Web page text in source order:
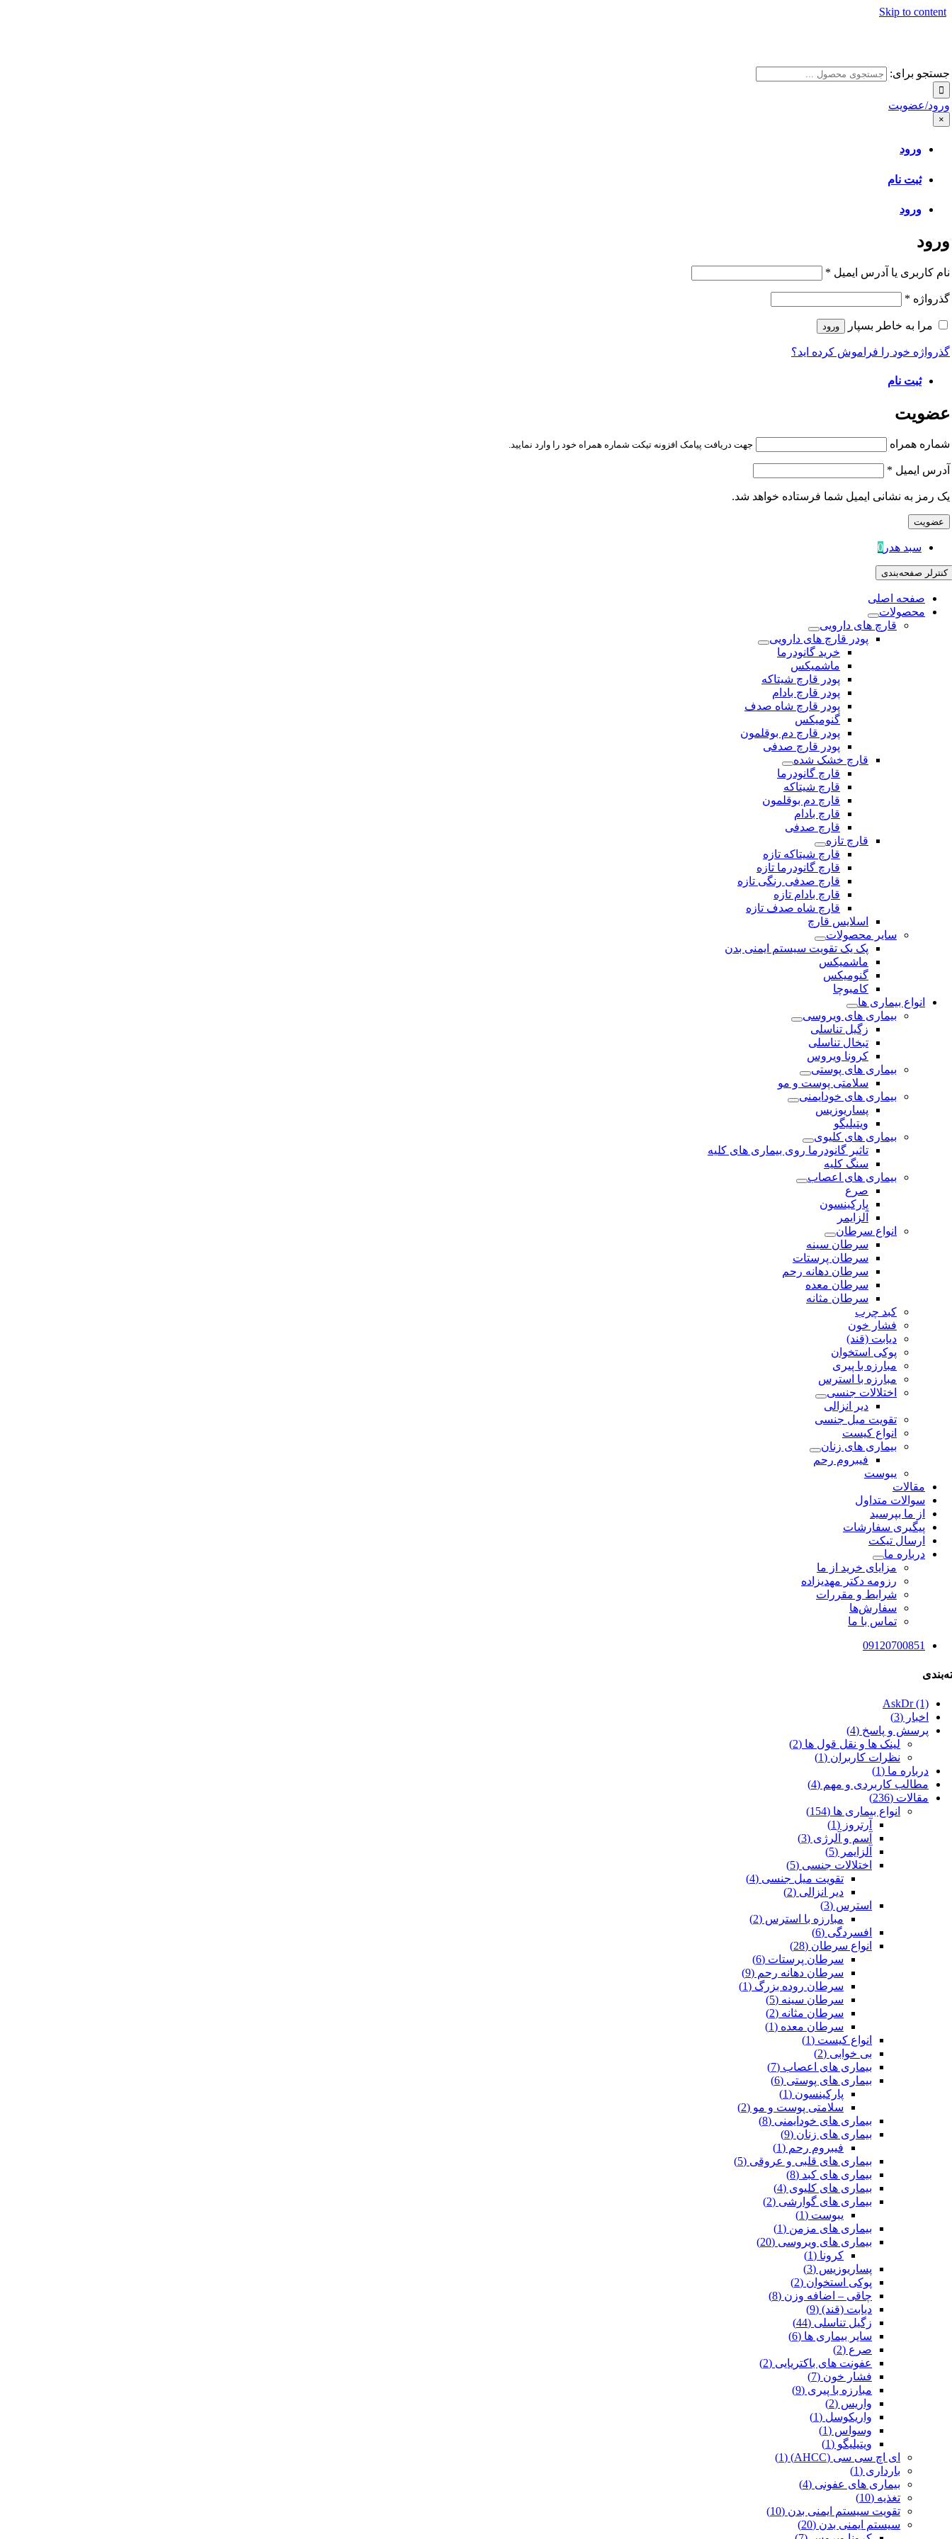
Skip to content
جستجو برای:
ورود/عضویت
×
ورود
ثبت نام
ورود
ورود
نام کاربری یا آدرس ایمیل *
گذرواژه *
مرا به خاطر بسپار ورود
گذرواژه خود را فراموش کرده اید؟
ثبت نام
عضویت
شماره همراه جهت دریافت پیامک افزونه تیکت شماره همراه خود را وارد نمایید.
آدرس ایمیل *
یک رمز به نشانی ایمیل شما فرستاده خواهد شد.
عضویت
سبد هدر 0
کنترلر صفحه‌بندی
صفحه اصلی
محصولات
قارچ های دارویی
پودر قارچ های دارویی
خرید گانودرما
ماشمیکس
پودر قارچ شیتاکه
پودر قارچ بادام
پودر قارچ شاه صدف
گنومیکس
پودر قارچ دم بوقلمون
پودر قارچ صدفی
قارچ خشک شده
قارچ گانودرما
قارچ شیتاکه
قارچ دم بوقلمون
قارچ بادام
قارچ صدفی
قارچ تازه
قارچ شیتاکه تازه
قارچ گانودرما تازه
قارچ صدفی رنگی تازه
قارچ بادام تازه
قارچ شاه صدف تازه
اسلایس قارچ
سایر محصولات
پک یک تقویت سیستم ایمنی بدن
ماشمیکس
گنومیکس
کامبوچا
انواع بیماری ها
بیماری های ویروسی
زگیل تناسلی
تبخال تناسلی
کرونا ویروس
بیماری های پوستی
سلامتی پوست و مو
بیماری های خودایمنی
پساریوزیس
ویتیلیگو
بیماری های کلیوی
تاثیر گانودرما روی بیماری های کلیه
سنگ کلیه
بیماری های اعصاب
صرع
پارکینسون
آلزایمر
انواع سرطان
سرطان سینه
سرطان پرستات
سرطان دهانه رحم
سرطان معده
سرطان مثانه
کبد چرب
فشار خون
دیابت (قند)
پوکی استخوان
مبارزه با پیری
مبارزه با استرس
اختلالات جنسی
دیر انزالی
تقویت میل جنسی
انواع کیست
بیماری های زنان
فیبروم رحم
یبوست
مقالات
سوالات متداول
از ما بپرسید
پیگیری سفارشات
ارسال تیکت
درباره ما
مزایای خرید از ما
رزومه دکتر مهدیزاده
شرایط و مقررات
سفارش‌ها
تماس با ما
09120700851
AskDr (1)
اخبار (3)
پرسش و پاسخ (4)
لینک ها و نقل قول ها (2)
نظرات کاربران (1)
درباره ما (1)
مطالب کاربردی و مهم (4)
مقالات (236)
انواع بیماری ها (154)
آرتروز (1)
آسم و آلرژی (3)
آلزایمر (5)
اختلالات جنسی (5)
تقویت میل جنسی (4)
دیر انزالی (2)
استرس (3)
مبارزه با استرس (2)
افسردگی (6)
انواع سرطان (28)
سرطان پرستات (6)
سرطان دهانه رحم (9)
سرطان روده بزرگ (1)
سرطان سینه (5)
سرطان مثانه (2)
سرطان معده (1)
انواع کیست (1)
بی خوابی (2)
بیماری های اعصاب (7)
بیماری های پوستی (6)
پارکینسون (1)
سلامتی پوست و مو (2)
بیماری های خودایمنی (8)
بیماری های زنان (9)
فیبروم رحم (1)
بیماری های قلبی و عروقی (5)
بیماری های کبد (8)
بیماری های کلیوی (4)
بیماری های گوارشی (2)
یبوست (1)
بیماری های مزمن (1)
بیماری های ویروسی (20)
کرونا (1)
پساریوزیس (3)
پوکی استخوان (2)
چاقی – اضافه وزن (8)
دیابت (قند) (9)
زگیل تناسلی (44)
سایر بیماری ها (6)
صرع (2)
عفونت های باکتریایی (2)
فشار خون (7)
مبارزه با پیری (9)
واریس (2)
واریکوسل (1)
وسواس (1)
ویتیلیگو (1)
ای اچ سی سی (AHCC) (1)
بارداری (1)
بیماری های عفونی (4)
تغذیه (10)
تقویت سیستم ایمنی بدن (10)
سیستم ایمنی بدن (20)